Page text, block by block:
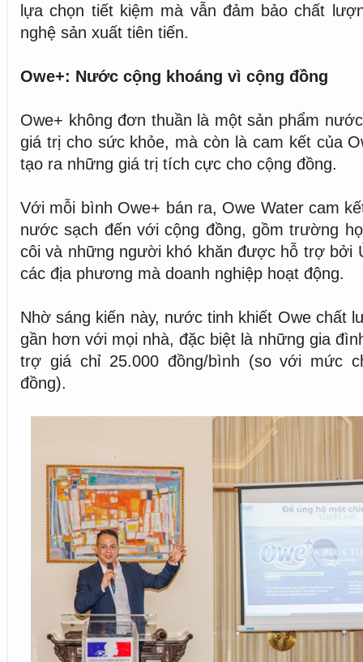
lựa chọn tiết kiệm mà vẫn đảm bảo chất
nghệ sản xuất tiên tiến.
Owe+: Nước cộng khoáng vì cộng đồng
Owe+ không đơn thuần là một sản phẩm
giá trị cho sức khỏe, mà còn là cam kết của
tạo ra những giá trị tích cực cho cộng đồng.
Với mỗi bình Owe+ bán ra, Owe Water cam
nước sạch đến với cộng đồng, gồm trường
côi và những người khó khăn được hỗ trợ bởi
các địa phương mà doanh nghiệp hoạt động.
Nhờ sáng kiến này, nước tinh khiết Owe chất
gần hơn với mọi nhà, đặc biệt là những gia
trợ giá chỉ 25.000 đồng/bình (so với mức
đồng).